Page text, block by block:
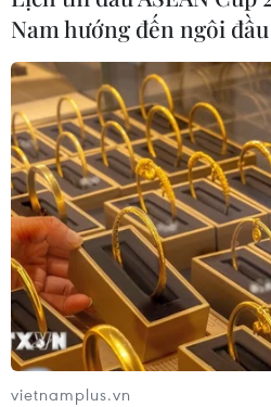
Nam hướng đến ngôi đầu
vietnamplus.vn